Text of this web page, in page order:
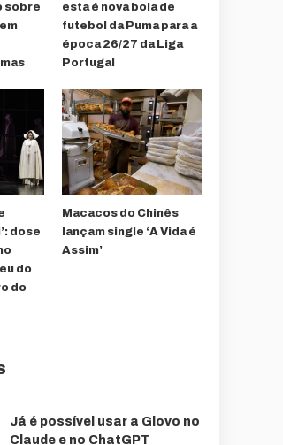
sobre
esta é nova bola de
futebol da Puma para a
época 26/27 da Liga
Portugal
dose
do
do
Macacos do Chinês
lançam single ‘A Vida é
Assim’
Já é possível usar a Glovo no
Claude e no ChatGPT